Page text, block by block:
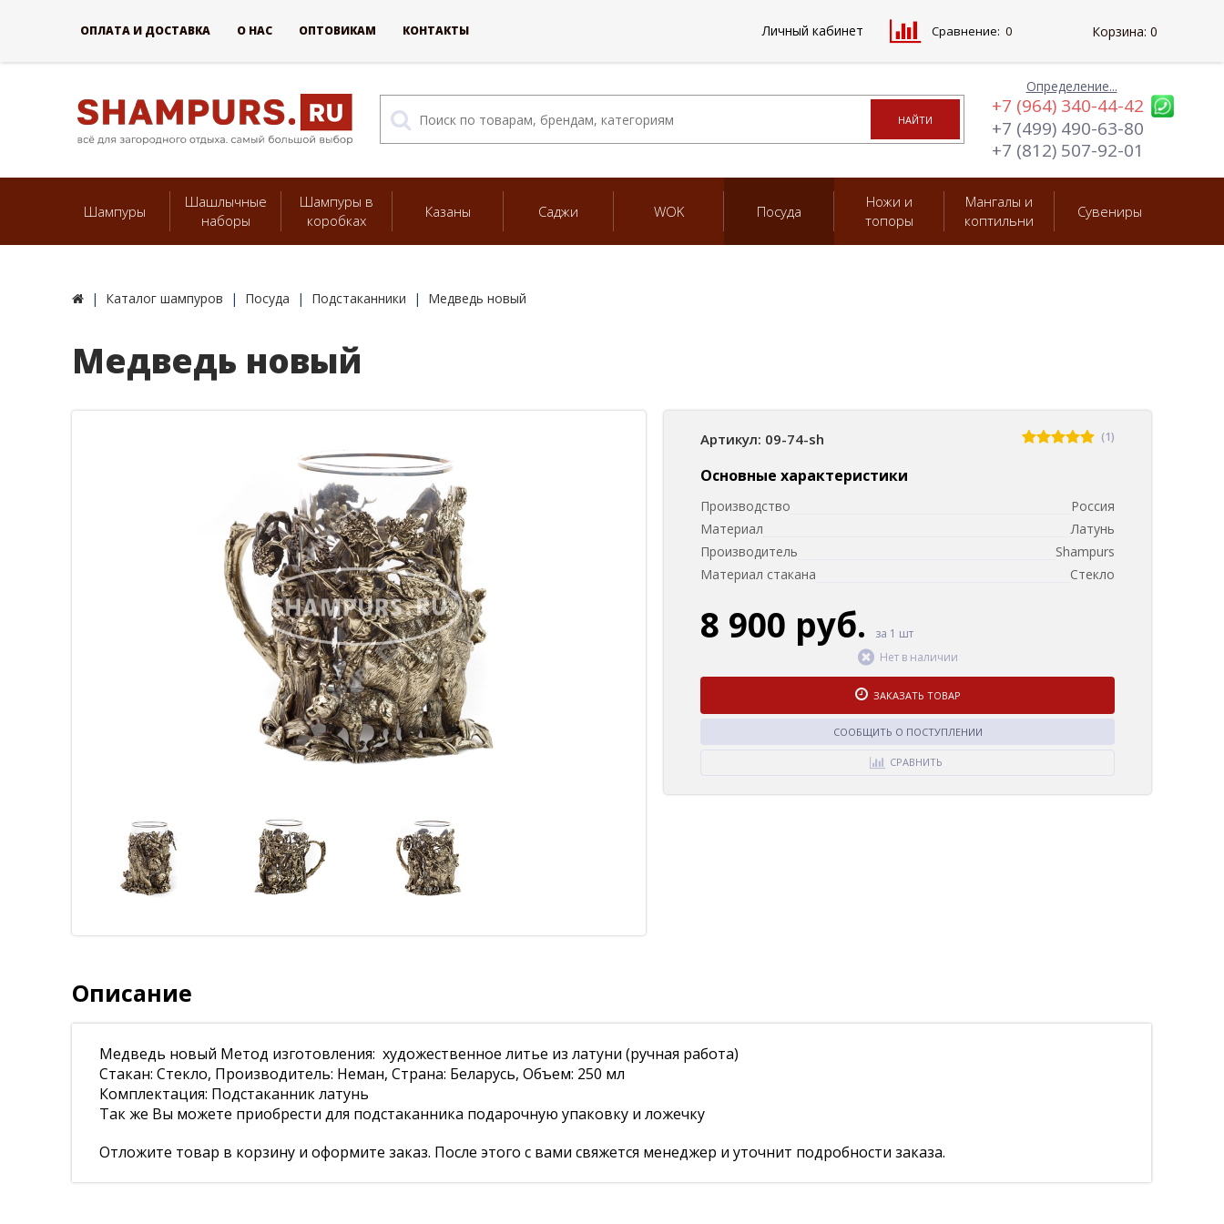
Определение...
+7 (964) 340-44-42
+7 (499) 490-63-80
+7 (812) 507-92-01
Шампуры
Шашлычные
наборы
Шампуры в
коробках
Казаны Саджи WOK Посуда
Ножи и
топоры
Мангалы и
коптильни
Сувениры
Каталог шампуров Посуда Подстаканники Медведь новый
Медведь новый
Артикул: 09-74-sh (1)
Основные характеристики
Производство
Россия
Материал
Латунь
Производитель
Shampurs
Материал стакана
Стекло
8 900 руб.
за 1 шт
Нет в наличии
ЗАКАЗАТЬ ТОВАР
СООБЩИТЬ О ПОСТУПЛЕНИИ
СРАВНИТЬ
Описание
Медведь новый Метод изготовления: художественное литье из латуни (ручная работа)
Стакан: Стекло, Производитель: Неман, Страна: Беларусь, Объем: 250 мл
Комплектация: Подстаканник латунь
Так же Вы можете приобрести для подстаканника подарочную упаковку и ложечку
Отложите товар в корзину и оформите заказ. После этого с вами свяжется менеджер и уточнит подробности заказа.
ОПЛАТА И ДОСТАВКА О НАС ОПТОВИКАМ КОНТАКТЫ Личный кабинет Сравнение: 0 Корзина: 0